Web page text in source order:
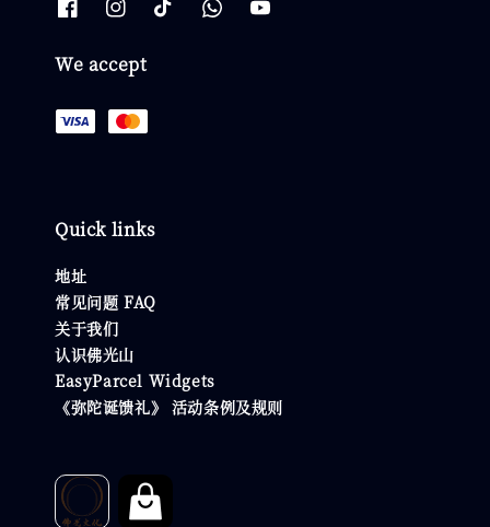
We accept
Quick links
地址
常见问题 FAQ
关于我们
认识佛光山
EasyParcel Widgets
《弥陀诞馈礼》 活动条例及规则